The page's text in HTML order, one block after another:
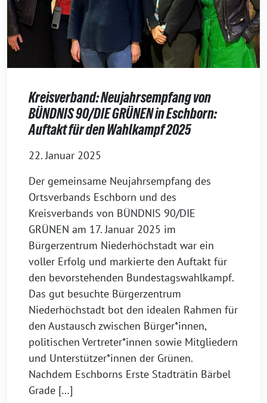
Kreisverband: Neujahrsempfang von
BÜNDNIS 90/DIE GRÜNEN in Eschborn:
Auftakt für den Wahlkampf 2025
22. Januar 2025
Der gemeinsame Neujahrsempfang des
Ortsverbands Eschborn und des
Kreisverbands von BÜNDNIS 90/DIE
GRÜNEN am 17. Januar 2025 im
Bürgerzentrum Niederhöchstadt war ein
voller Erfolg und markierte den Auftakt für
den bevorstehenden Bundestagswahlkampf.
Das gut besuchte Bürgerzentrum
Niederhöchstadt bot den idealen Rahmen für
den Austausch zwischen Bürger*innen,
politischen Vertreter*innen sowie Mitgliedern
und Unterstützer*innen der Grünen.
Nachdem Eschborns Erste Stadträtin Bärbel
Grade […]